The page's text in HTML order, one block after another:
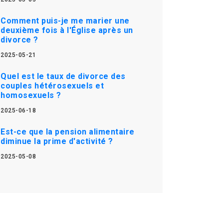
Comment puis-je me marier une
deuxième fois à l'Église après un
divorce ?
2025-05-21
Quel est le taux de divorce des
couples hétérosexuels et
homosexuels ?
2025-06-18
Est-ce que la pension alimentaire
diminue la prime d'activité ?
2025-05-08